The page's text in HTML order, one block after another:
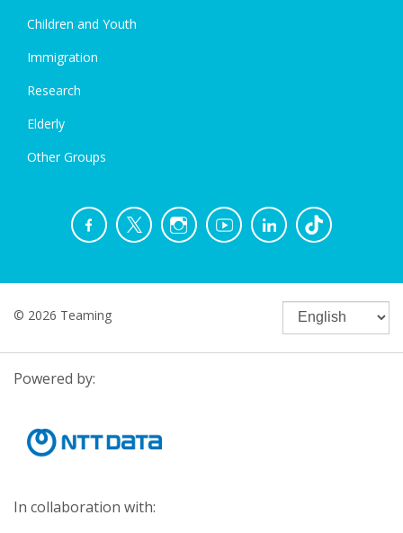
Children and Youth
Immigration
Research
Elderly
Other Groups
© 2026 Teaming
Powered by:
In collaboration with: